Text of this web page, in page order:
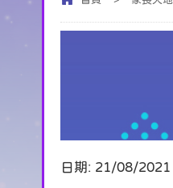
日期: 21/08/2021